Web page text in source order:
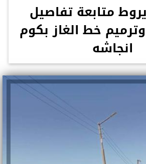
متابعة تفاصيل
خط الغاز بكوم
انجاشه